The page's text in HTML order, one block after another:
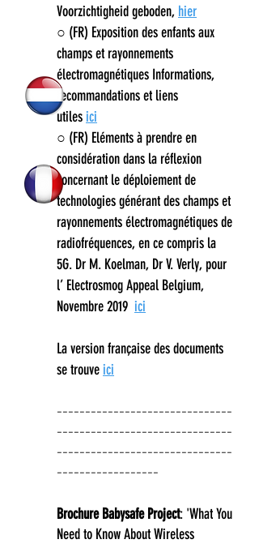
Voorzichtigheid geboden, hier
○ (FR) Exposition des enfants aux
champs et rayonnements
électromagnétiques Informations,
recommandations et liens
utilesici
○ (FR) Eléments à prendre en
considération dans la réflexion
concernant le déploiement de
technologies générant des champs et
rayonnements électromagnétiques de
radiofréquences, en ce compris la
5G. Dr M. Koelman, Dr V. Verly, pour
l’ Electrosmog Appeal Belgium,
Novembre 2019 ici
La version française des documents
se trouveici
-------------------------------
-------------------------------
-------------------------------
------------------
Brochure Babysafe Project: 'What You
Need to Know About Wireless